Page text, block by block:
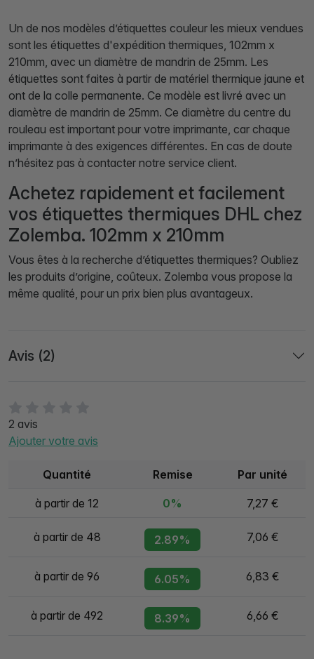
2 avis
Ajouter votre avis
Quantité Remise Par unité
à partir de 12 0% 7,27 €
à partir de 48 2.89% 7,06 €
à partir de 96 6.05% 6,83 €
à partir de 492 8.39% 6,66 €
Un de nos modèles d’étiquettes couleur les mieux vendues
sont les étiquettes d'expédition thermiques, 102mm x
210mm, avec un diamètre de mandrin de 25mm. Les
étiquettes sont faites à partir de matériel thermique jaune et
ont de la colle permanente. Ce modèle est livré avec un
diamètre de mandrin de 25mm. Ce diamètre du centre du
rouleau est important pour votre imprimante, car chaque
imprimante à des exigences différentes. En cas de doute
n’hésitez pas à contacter notre service client.
Achetez rapidement et facilement
vos étiquettes thermiques DHL chez
Zolemba. 102mm x 210mm
Vous êtes à la recherche d’étiquettes thermiques? Oubliez
les produits d’origine, coûteux. Zolemba vous propose la
même qualité, pour un prix bien plus avantageux.
Avis (2)